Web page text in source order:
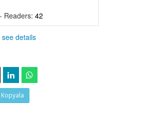
Readers: 42
see details